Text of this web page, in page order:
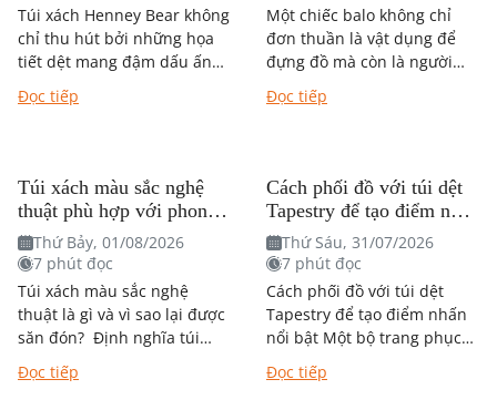
Túi xách Henney Bear không
chỉ thu hút bởi những họa
tiết dệt mang đậm dấu ấn
nghệ thuật mà còn dễ dàng
kết hợp với...
Đọc tiếp
Một chiếc balo không chỉ
đơn thuần là vật dụng để
đựng đồ mà còn là người
bạn đồng hành trong từng
chặng đường học tập,...
Đọc tiếp
Túi xách màu sắc nghệ
thuật phù hợp với phong
cách nào?
Thứ Bảy, 01/08/2026
7 phút đọc
Túi xách màu sắc nghệ
thuật là gì và vì sao lại được
săn đón? Định nghĩa túi
xách mang phong cách
nghệ thuật Khác với túi
Đọc tiếp
Cách phối đồ với túi dệt
Tapestry để tạo điểm nhấn
nổi bật
Thứ Sáu, 31/07/2026
7 phút đọc
Cách phối đồ với túi dệt
Tapestry để tạo điểm nhấn
nổi bật Một bộ trang phục
đẹp không chỉ đến từ quần
áo mà còn được...
Đọc tiếp